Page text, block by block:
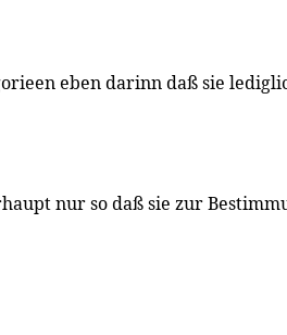
eben darinn daß sie
nur so daß sie zur